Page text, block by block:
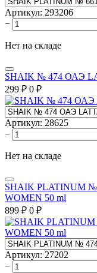
Артикул: 293206
−
Нет на складе
SHAIK № 474 ОАЭ
299 ₽ 0 ₽
Артикул: 28625
−
Нет на складе
SHAIK PLATINUM
WOMEN 50 ml
899 ₽ 0 ₽
Артикул: 27202
−